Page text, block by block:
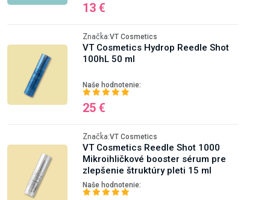
13 €
Značka:VT Cosmetics
VT Cosmetics Hydrop Reedle Shot
100hL 50 ml
Naše hodnotenie:
25 €
Značka:VT Cosmetics
VT Cosmetics Reedle Shot 1000
Mikroihličkové booster sérum pre
zlepšenie štruktúry pleti 15 ml
Naše hodnotenie: